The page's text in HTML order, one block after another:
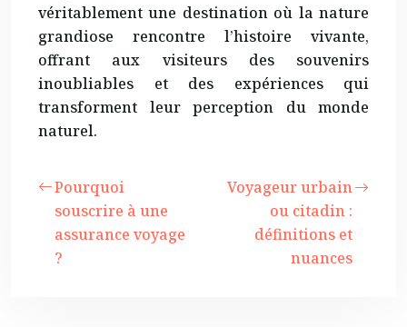
véritablement une destination où la nature
grandiose rencontre l’histoire vivante,
offrant aux visiteurs des souvenirs
inoubliables et des expériences qui
transforment leur perception du monde
naturel.
Pourquoi
souscrire à une
assurance voyage
?
Voyageur urbain
ou citadin :
définitions et
nuances